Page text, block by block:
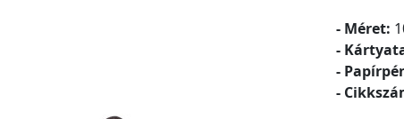
- Méret:
-
-
-